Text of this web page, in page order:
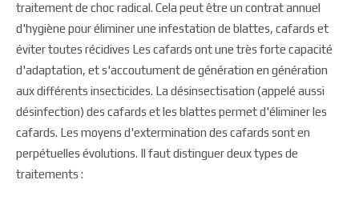
traitement de choc radical. Cela peut être un contrat annuel
d'hygiène pour éliminer une infestation de blattes, cafards et
éviter toutes récidives Les cafards ont une très forte capacité
d'adaptation, et s'accoutument de génération en génération
aux différents insecticides. La désinsectisation (appelé aussi
désinfection) des cafards et les blattes permet d'éliminer les
cafards. Les moyens d'extermination des cafards sont en
perpétuelles évolutions. Il faut distinguer deux types de
traitements :